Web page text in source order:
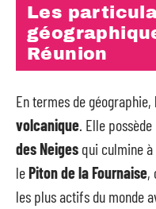
Les
Réunion
En termes de géographie,
volcanique . Elle
des Neiges qui culmine
lePiton de la Fournaise,
les plus actifs du monde